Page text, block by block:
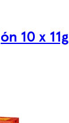
10 x 11g